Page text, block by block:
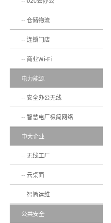
仓储物流
连锁门店
商业Wi-Fi
电力能源
安全办公无线
智慧电厂极简网络
中大企业
无线工厂
云桌面
智简运维
公共安全